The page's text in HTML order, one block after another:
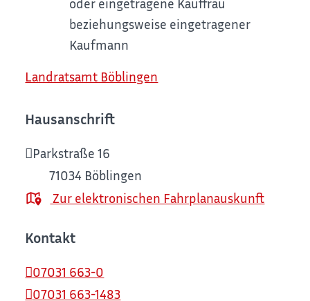
beziehungsweise eingetragener
Kaufmann
Landratsamt Böblingen
Hausanschrift
Parkstraße 16
71034 Böblingen
Zur elektronischen Fahrplanauskunft
Kontakt
07031 663-0
07031 663-1483